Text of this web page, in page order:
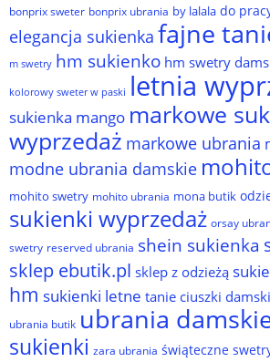
bonprix sweter bonprix ubrania by lalala do
elegancja sukienka fajne
m swetry hm sukienko hm swetry
kolorowy sweter w paski letnia
sukienka mango markowe
wyprzedaż markowe ubrania
modne ubrania damskie
mohito swetry mohito ubrania mona butik
sukienki wyprzedaż orsay
swetry reserved ubrania shein sukienka
sklep ebutik.pl sklep z odzieżą
hm sukienki letne tanie ciuszki
ubrania butik ubrania
sukienki zara ubrania świąteczne